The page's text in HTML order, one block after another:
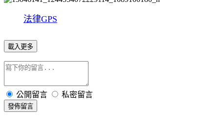
法律GPS
載入更多
公開留言 私密留言
發佈留言